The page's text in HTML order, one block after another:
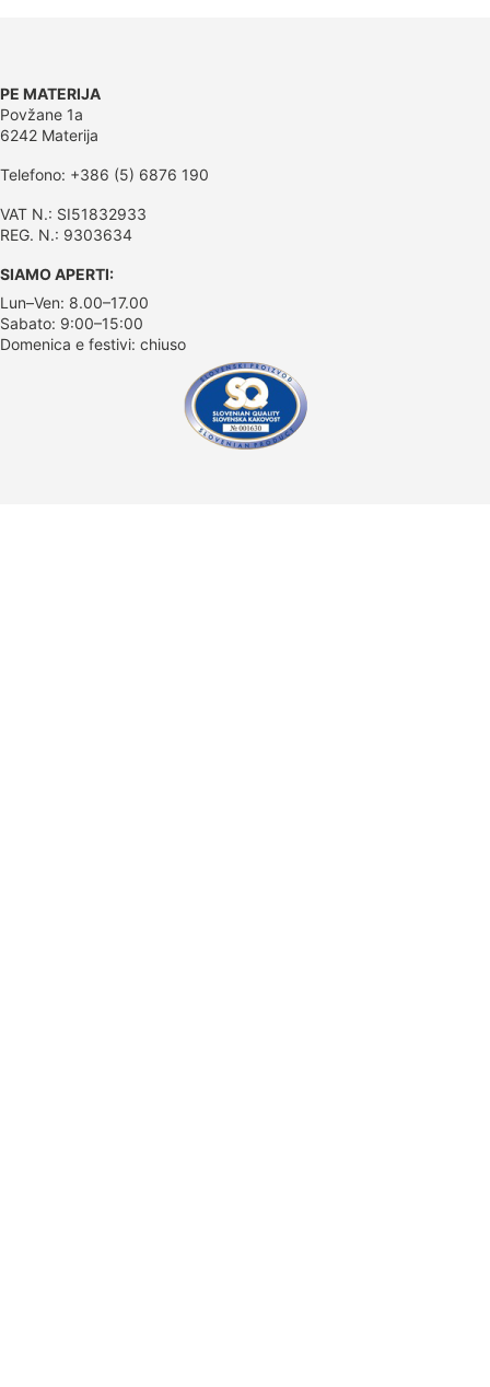
PE MATERIJA
Povžane 1a
6242 Materija
Telefono: +386 (5) 6876 190
VAT N.: SI51832933
REG. N.: 9303634
SIAMO APERTI:
Lun–Ven: 8.00–17.00
Sabato: 9:00–15:00
Domenica e festivi: chiuso